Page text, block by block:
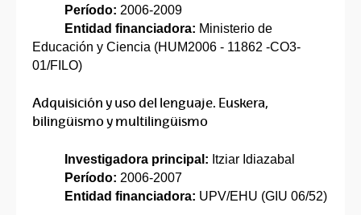
Período: 2006-2009
Entidad financiadora: Ministerio de
Educación y Ciencia (HUM2006 - 11862 -CO3-
01/FILO)
Adquisición y uso del lenguaje. Euskera,
bilingüismo y multilingüismo
Investigadora principal: Itziar Idiazabal
Período: 2006-2007
Entidad financiadora: UPV/EHU (GIU 06/52)